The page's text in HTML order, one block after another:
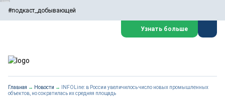
#подкаст_добывающей
Узнать больше
Главная → Новости →
INFOLine: в России увеличилось число новых промышленных
объектов, но сократилась их средняя площадь